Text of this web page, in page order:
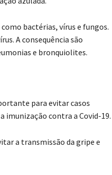
bactérias, vírus e fungos.
A consequência são
e bronquiolites.
para evitar casos
imunização contra a Covid-19.
a transmissão da gripe e